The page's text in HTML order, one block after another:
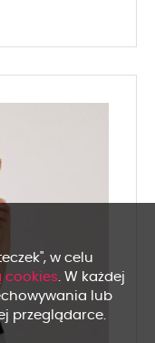
w celu
cookies. W każdej
lub
przeglądarce.